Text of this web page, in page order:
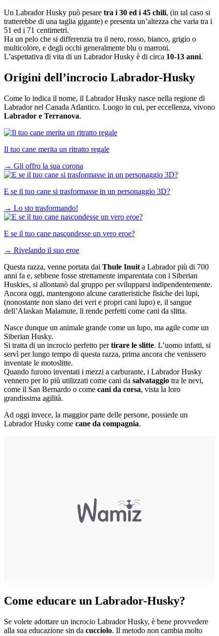
Un Labrador Husky può pesare tra i 30 ed i 45 chili, (in tal caso si
tratterebbe di una taglia gigante) e presenta un’altezza che varia tra i
51 ed i 71 centimetri.
Ha un pelo che si differenzia tra il nero, rosso, bianco, grigio o
multicolore, e degli occhi generalmente blu o marroni.
L’aspettativa di vita di un Labrador Husky è di circa 10-13 anni.
Origini dell’incrocio Labrador-Husky
Come lo indica il nome, il Labrador Husky nasce nella regione di
Labrador nel Canada Atlantico. Luogo in cui, per eccellenza, vivono
Labrador e Terranova.
Il tuo cane merita un ritratto regale
→ Gli offro la sua corona
E se il tuo cane si trasformasse in un personaggio 3D?
→ Lo sto trasformando!
E se il tuo cane nascondesse un vero eroe?
→ Rivelando il suo eroe
Questa razza, venne portata dai Thule Inuit a Labrador più di 700
anni fa e, sebbene fosse strettamente imparentata con i Siberian
Huskies, si allontanò dal gruppo per svilupparsi indipendentemente.
Ancora oggi, mantengono alcune caratteristiche fisiche dei lupi,
(nonostante non siano dei veri e propri cani lupo) e, il sangue
dell’Alaskan Malamute, li rende perfetti come cani da slitta.
Nasce dunque un animale grande come un lupo, ma agile come un
Siberian Husky.
Si tratta di un incrocio perfetto pertirare le slitte. L’uomo infatti, si
servì per lungo tempo di questa razza, prima ancora che venissero
inventate le motoslitte.
Quando furono inventati i mezzi a carburante, i Labrador Husky
vennero per lo più utilizzati come cani da salvataggio tra le nevi,
come il San Bernardo o come cani da corsa, vista la loro
grandissima agilità.
Ad oggi invece, la maggior parte delle persone, possiede un
Labrador Husky come cane da compagnia.
Come educare un Labrador-Husky?
Se volete adottare un incrocio Labrador Husky, è bene provvedere
alla sua educazione sin da cucciolo. Il metodo non cambia molto